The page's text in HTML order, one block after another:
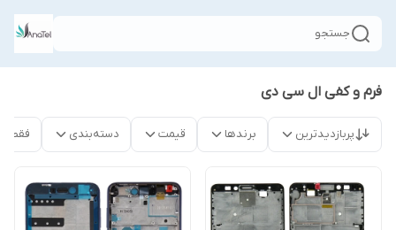
جستجو
فرم و کفی ال سی دی
پربازدیدترین برندها قیمت دسته‌بندی فقط